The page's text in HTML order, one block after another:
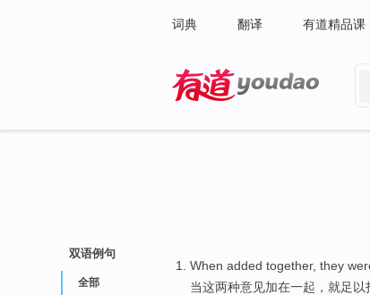
词典 翻译 有道精品课
双语例句
全部
When added together, they
当这两种意见加在一起 ， 就足以